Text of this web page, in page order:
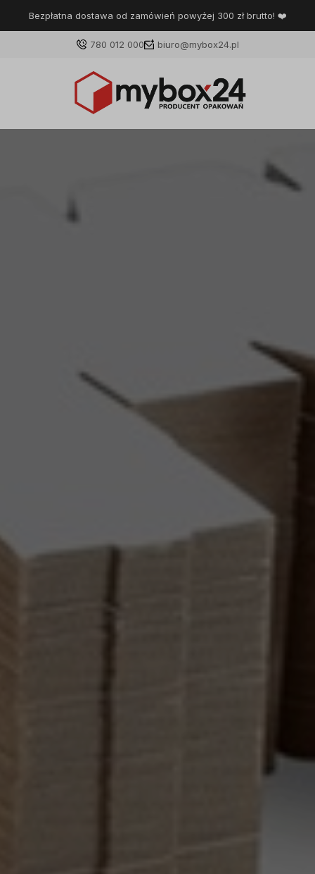
Bezpłatna dostawa od zamówień powyżej 300 zł brutto! ❤️
780 012 000 biuro@mybox24.pl